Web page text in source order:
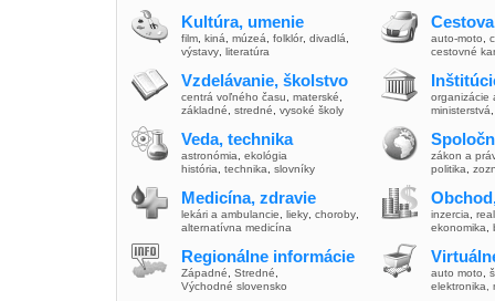
Kultúra, umenie
film kiná múzeá folklór, divadlá
výstavy literatúra
Vzdelávanie, školstvo
centrá voľného času materské
základné
stredné vysoké školy
Veda, technika
astronómia
ekológia
história
technika slovníky
Medicína, zdravie
lekári a ambulancie lieky choroby
alternatívna medicína
Regionálne informácie
Západné Stredné
Východné slovensko
auto-moto
cestovné
organizácie
ministerstvá
zákon a
politika
inzercia
ekonomika
auto moto
elektronika,